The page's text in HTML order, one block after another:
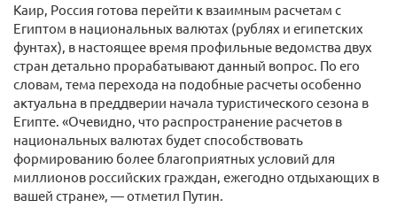
Каир, Россия готова перейти к взаимным расчетам с
Египтом в национальных валютах (рублях и египетских
фунтах), в настоящее время профильные ведомства двух
стран детально прорабатывают данный вопрос. По его
словам, тема перехода на подобные расчеты особенно
актуальна в преддверии начала туристического сезона в
Египте. «Очевидно, что распространение расчетов в
национальных валютах будет способствовать
формированию более благоприятных условий для
миллионов российских граждан, ежегодно отдыхающих в
вашей стране», — отметил Путин.